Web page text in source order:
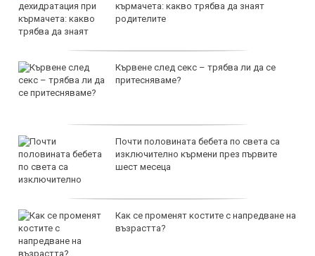
кърмачета: какво трябва да знаят
родителите
Кървене след секс – трябва ли да се
притесняваме?
Почти половината бебета по света са
изключително кърмени през първите
шест месеца
Как се променят костите с напредване на
възрастта?